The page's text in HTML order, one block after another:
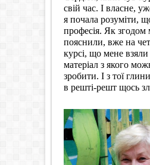
свій час. І власне,
я почала розуміти,
професія. Як згодом
пояснили, вже на
курсі, що мене взяли
матеріал з якого
зробити. І з тої глини
в решті-решт щось